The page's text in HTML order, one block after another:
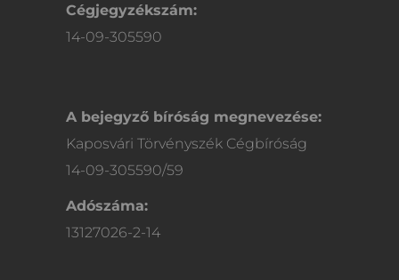
Cégjegyzékszám:
14-09-305590
A bejegyző bíróság megnevezése:
Kaposvári Törvényszék Cégbíróság
14-09-305590/59
Adószáma:
13127026-2-14